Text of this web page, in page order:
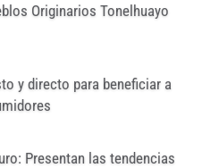
Originarios Tonelhuayo
y directo para beneficiar a
Presentan las tendencias